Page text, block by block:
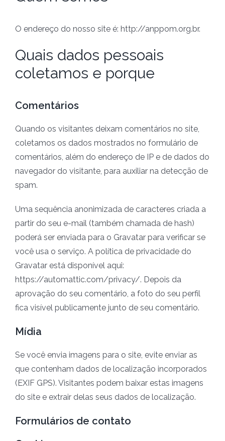
O endereço do nosso site é: http://anppom.org.br.
Quais dados pessoais
coletamos e porque
Comentários
Quando os visitantes deixam comentários no site,
coletamos os dados mostrados no formulário de
comentários, além do endereço de IP e de dados do
navegador do visitante, para auxiliar na detecção de
spam.
Uma sequência anonimizada de caracteres criada a
partir do seu e-mail (também chamada de hash)
poderá ser enviada para o Gravatar para verificar se
você usa o serviço. A política de privacidade do
Gravatar está disponível aqui:
https://automattic.com/privacy/. Depois da
aprovação do seu comentário, a foto do seu perfil
fica visível publicamente junto de seu comentário.
Mídia
Se você envia imagens para o site, evite enviar as
que contenham dados de localização incorporados
(EXIF GPS). Visitantes podem baixar estas imagens
do site e extrair delas seus dados de localização.
Formulários de contato